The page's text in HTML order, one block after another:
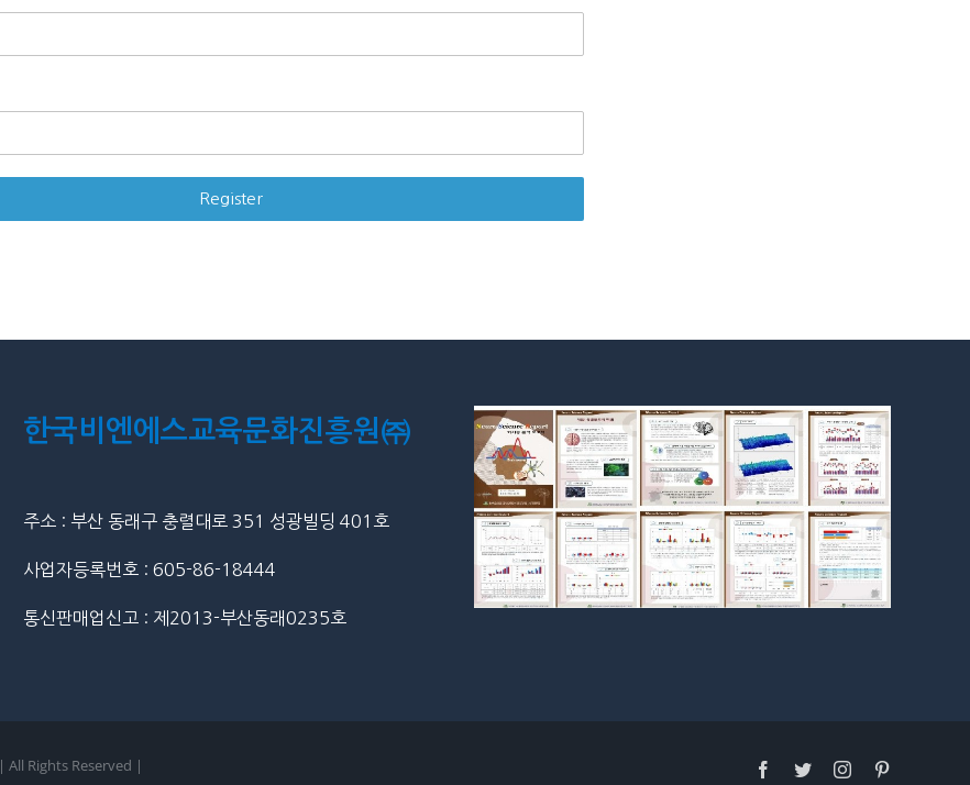
한국비엔에스교육문화진흥원㈜
주소 : 부산 동래구 충렬대로 351 성광빌딩 401호
사업자등록번호 : 605-86-18444
통신판매업신고 : 제2013-부산동래0235호
| All Rights Reserved | Facebook
TwitterInstagram